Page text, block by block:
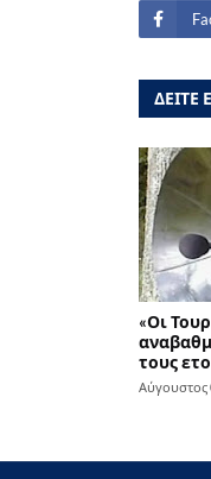
ΔΕΙΤΕ
«Οι
τους
Αύγουστος